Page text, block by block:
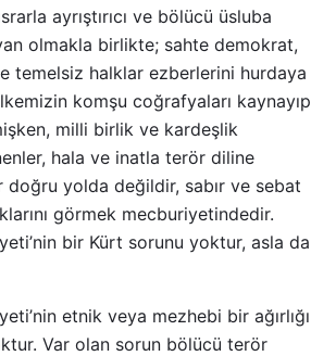
ayrıştırıcı ve bölücü üsluba
olmakla birlikte; sahte demokrat,
temelsiz halklar ezberlerini hurdaya
komşu coğrafyaları kaynayıp
milli birlik ve kardeşlik
hala ve inatla terör diline
doğru yolda değildir, sabır ve sebat
görmek mecburiyetindedir.
bir Kürt sorunu yoktur, asla da
etnik veya mezhebi bir ağırlığı
Var olan sorun bölücü terör